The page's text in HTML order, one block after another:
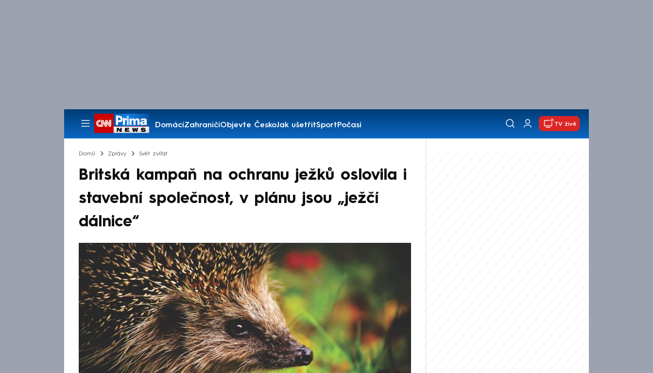
DomácíZahraničíObjevte ČeskoJak ušetřitSportPočasí
Pořady
TV živě
Domů Zprávy Svět zvířat
Britská kampaň na ochranu ježků oslovila i
stavební společnost, v plánu jsou „ježčí
dálnice“